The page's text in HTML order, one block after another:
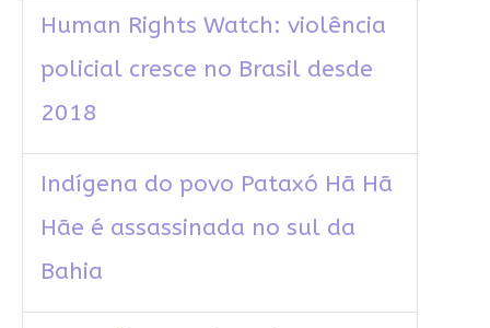
Human Rights Watch: violência
policial cresce no Brasil desde
2018
Indígena do povo Pataxó Hã Hã
Hãe é assassinada no sul da
Bahia